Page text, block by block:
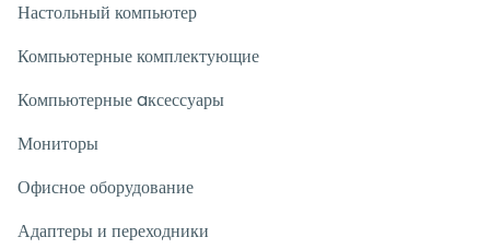
Настольный компьютер
Компьютерные комплектующие
Компьютерные aксессуары
Мониторы
Офисное оборудование
Адаптеры и переходники